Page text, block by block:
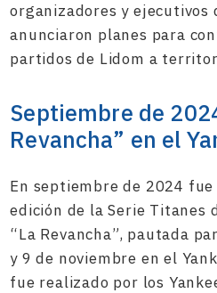
organizadores y ejecutivos
anunciaron planes para
partidos de Lidom a
Septiembre de
Revancha” en el
En septiembre de 2024
edición de la Serie Titanes
“La Revancha”, pautada
y 9 de noviembre en el
fue realizado por los